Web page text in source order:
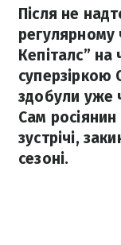
Після не
регулярному
Кепіталс” на
суперзіркою
здобули уже
Сам росіянин
зустрічі,
сезоні.